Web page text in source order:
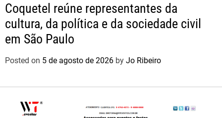
Coquetel reúne representantes da
cultura, da política e da sociedade civil
em São Paulo
Posted on 5 de agosto de 2026 by Jo Ribeiro